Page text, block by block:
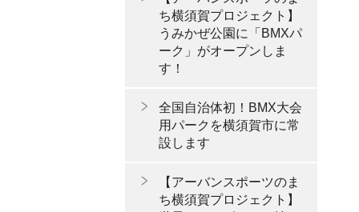
ち横須賀プロジェクト】
うみかぜ公園に「BMXパ
ーク」がオープンしま
す！
全国自治体初！BMX大会
用パークを横須賀市に常
設します
【アーバンスポーツのま
ち横須賀プロジェクト】